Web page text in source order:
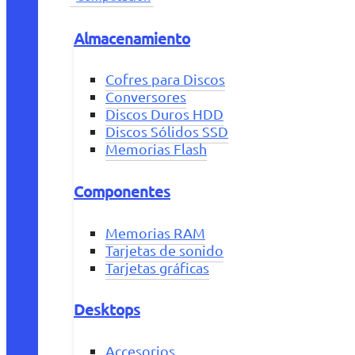
Almacenamiento
Cofres para Discos
Conversores
Discos Duros HDD
Discos Sólidos SSD
Memorias Flash
Componentes
Memorias RAM
Tarjetas de sonido
Tarjetas gráficas
Desktops
Accesorios